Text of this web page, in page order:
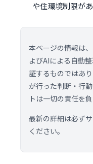
や住環境制限があ
本ページの情報は
よびAIによる自動
証するものではあ
が行った判断・行
トは一切の責任を負
最新の詳細は必ず
ください。